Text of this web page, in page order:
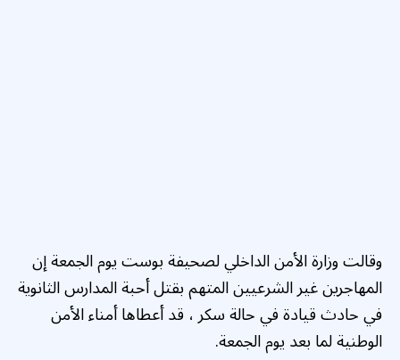
وقالت وزارة الأمن الداخلي لصحيفة بوست يوم الجمعة إن
المهاجرين غير الشرعيين المتهم بقتل أحبة المدارس الثانوية
في حادث قيادة في حالة سكر ، قد أعطاها أمناء الأمن
الوطنية لما بعد يوم الجمعة.